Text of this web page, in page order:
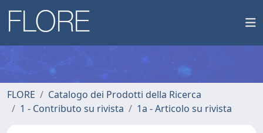
FLORE
Catalogo dei Prodotti della Ricerca
1 - Contributo su rivista
1a - Articolo su rivista